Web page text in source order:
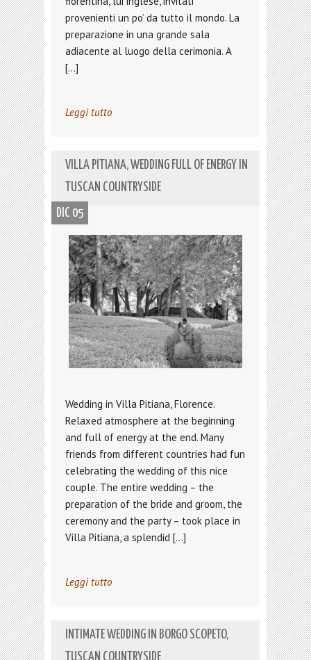
provenienti un po’ da tutto il mondo. La
preparazione in una grande sala
adiacente al luogo della cerimonia. A
[…]
Leggi tutto
VILLA PITIANA, WEDDING FULL OF ENERGY IN
TUSCAN COUNTRYSIDE
DIC 05
Wedding in Villa Pitiana, Florence.
Relaxed atmosphere at the beginning
and full of energy at the end. Many
friends from different countries had fun
celebrating the wedding of this nice
couple. The entire wedding – the
preparation of the bride and groom, the
ceremony and the party – took place in
Villa Pitiana, a splendid […]
Leggi tutto
INTIMATE WEDDING IN BORGO SCOPETO,
TUSCAN COUNTRYSIDE